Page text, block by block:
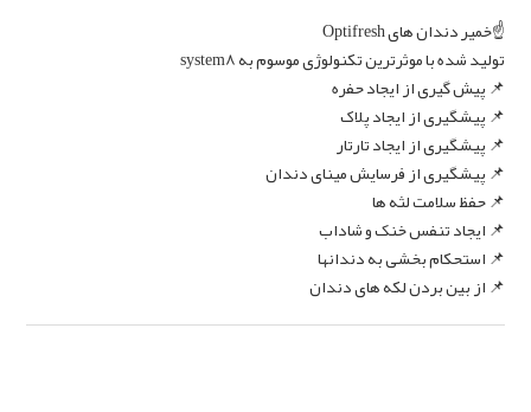
☝️خمیر دندان های Optifresh
تولید شده با موثرترین تکنولوژی موسوم به system8
📌 پیش گیری از ایجاد حفره
📌 پیشگیری از ایجاد پلاک
📌 پیشگیری از ایجاد تارتار
📌 پیشگیری از فرسایش مینای دندان
📌 حفظ سلامت لثه ها
📌 ایجاد تنفس خنک و شاداب
📌 استحکام بخشی به دندانها
📌 از بین بردن لکه های دندان